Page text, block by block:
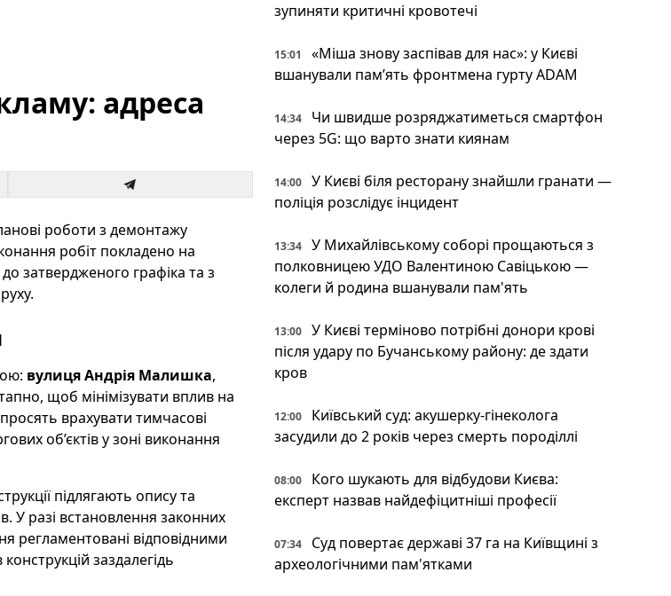
адреса
роботи з демонтажу
робіт покладено на
до затвердженого графіка та з
вулиця Андрія Малишка,
щоб мінімізувати вплив на
врахувати тимчасові
об’єктів у зоні виконання
підлягають опису та
У разі встановлення законних
регламентовані відповідними
заздалегідь
зупиняти критичні кровотечі
15:01
«Міша знову заспівав для нас»: у Києві
вшанували пам’ять фронтмена гурту ADAM
14:34
Чи швидше розряджатиметься смартфон
через 5G: що варто знати киянам
14:00
У Києві біля ресторану знайшли гранати —
поліція розслідує інцидент
13:34
У Михайлівському соборі прощаються з
полковницею УДО Валентиною Савіцькою —
колеги й родина вшанували пам'ять
13:00
У Києві терміново потрібні донори крові
після удару по Бучанському району: де здати
кров
12:00
Київський суд: акушерку-гінеколога
засудили до 2 років через смерть породіллі
08:00
Кого шукають для відбудови Києва:
експерт назвав найдефіцитніші професії
07:34
Суд повертає державі 37 га на Київщині з
археологічними пам'ятками